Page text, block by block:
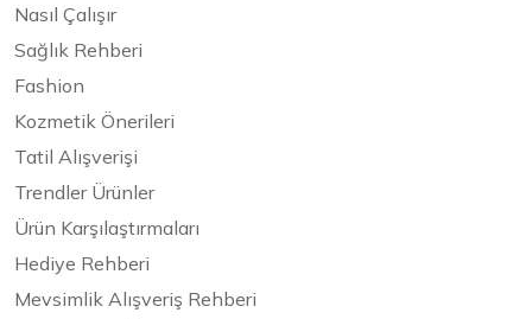
Nasıl Çalışır
Sağlık Rehberi
Fashion
Kozmetik Önerileri
Tatil Alışverişi
Trendler Ürünler
Ürün Karşılaştırmaları
Hediye Rehberi
Mevsimlik Alışveriş Rehberi